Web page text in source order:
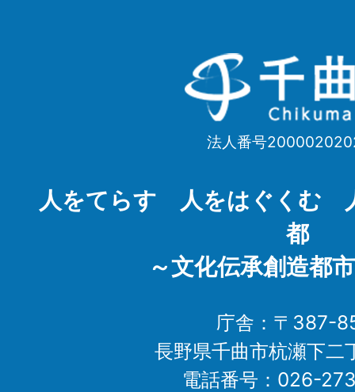
千
曲
Chikuma
法人番号
人をてらす 人をはぐくむ
都
～文化伝承創造都
庁舎：〒387-
長野県千曲市杭瀬下二
電話番号：026-